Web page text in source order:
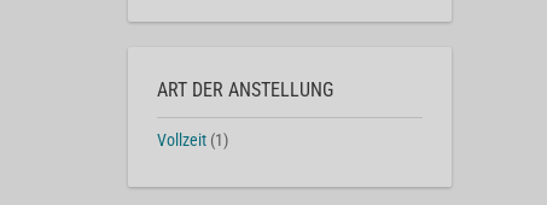
ART DER ANSTELLUNG
Vollzeit (1)